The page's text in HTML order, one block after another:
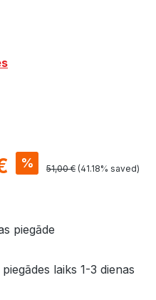
% 51,00 € (41.18% saved)
piegāde
laiks 1-3 dienas